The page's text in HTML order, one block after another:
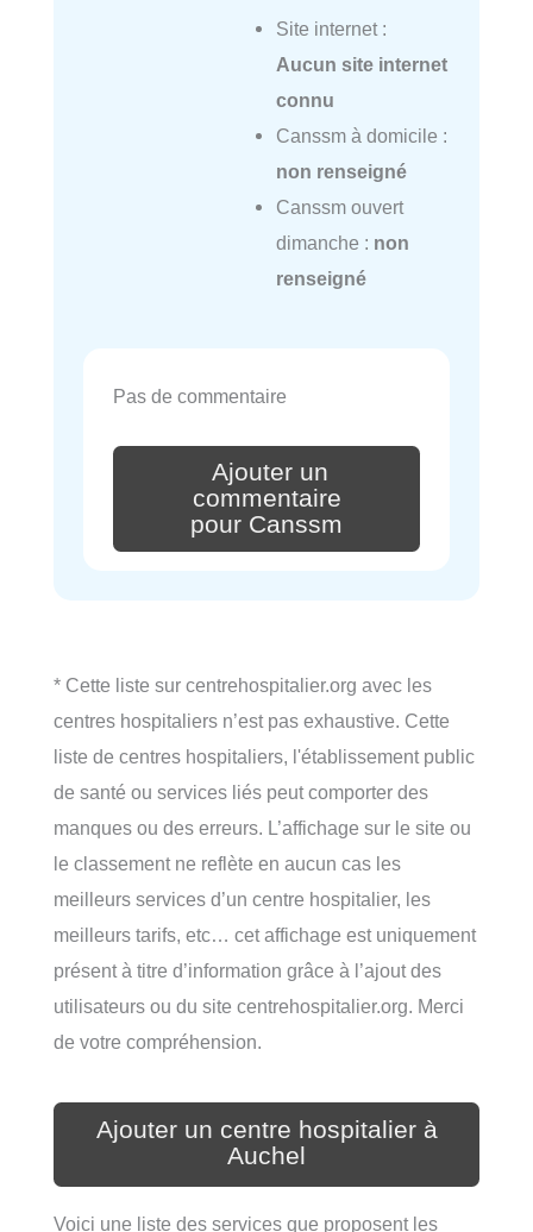
Site internet :
Aucun site internet
connu
Canssm à domicile :
non renseigné
Canssm ouvert
dimanche : non
renseigné
Pas de commentaire
Ajouter un
commentaire
pour Canssm
* Cette liste sur centrehospitalier.org avec les
centres hospitaliers n’est pas exhaustive. Cette
liste de centres hospitaliers, l'établissement public
de santé ou services liés peut comporter des
manques ou des erreurs. L’affichage sur le site ou
le classement ne reflète en aucun cas les
meilleurs services d’un centre hospitalier, les
meilleurs tarifs, etc… cet affichage est uniquement
présent à titre d’information grâce à l’ajout des
utilisateurs ou du site centrehospitalier.org. Merci
de votre compréhension.
Ajouter un centre hospitalier à
Auchel
Voici une liste des services que proposent les